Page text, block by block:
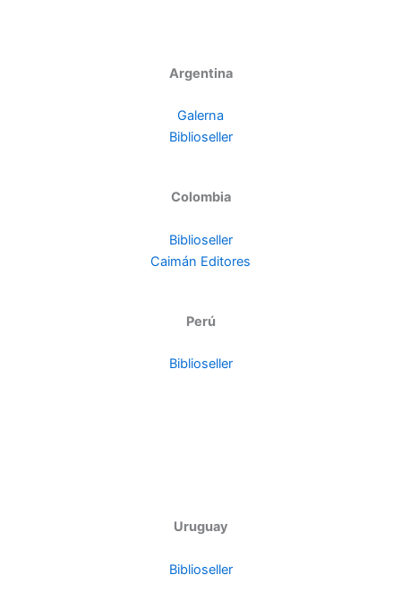
Argentina
Galerna
Biblioseller
Colombia
Biblioseller
Caimán Editores
Perú
Biblioseller
Uruguay
Biblioseller